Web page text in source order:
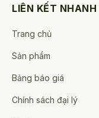
sản
LIÊN KẾT NHANH
Trang chủ
Sản phẩm
Bảng báo giá
Chính sách đại lý